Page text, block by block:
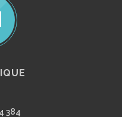
384